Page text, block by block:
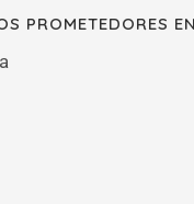
PROMETEDORES